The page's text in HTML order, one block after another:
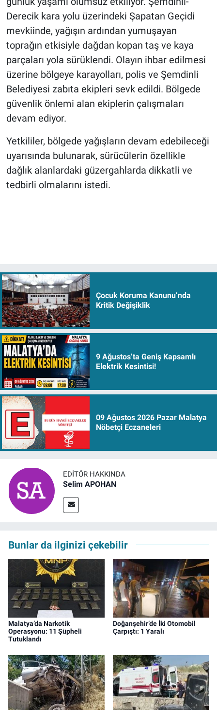
Derecik kara yolu üzerindeki Şapatan Geçidi
mevkiinde, yağışın ardından yumuşayan
toprağın etkisiyle dağdan kopan taş ve kaya
parçaları yola sürüklendi. Olayın ihbar edilmesi
üzerine bölgeye karayolları, polis ve Şemdinli
Belediyesi zabıta ekipleri sevk edildi. Bölgede
güvenlik önlemi alan ekiplerin çalışmaları
devam ediyor.
Yetkililer, bölgede yağışların devam edebileceği
uyarısında bulunarak, sürücülerin özellikle
dağlık alanlardaki güzergahlarda dikkatli ve
tedbirli olmalarını istedi.
Çocuk Koruma Kanunu’nda
Kritik Değişiklik
9 Ağustos’ta Geniş Kapsamlı
Elektrik Kesintisi!
09 Ağustos 2026 Pazar Malatya
Nöbetçi Eczaneleri
EDITÖR HAKKINDA
Selim APOHAN
Bunlar da ilginizi çekebilir
Malatya’da Narkotik
Operasyonu: 11 Şüpheli
Tutuklandı
Doğanşehir’de İki Otomobil
Çarpıştı: 1 Yaralı